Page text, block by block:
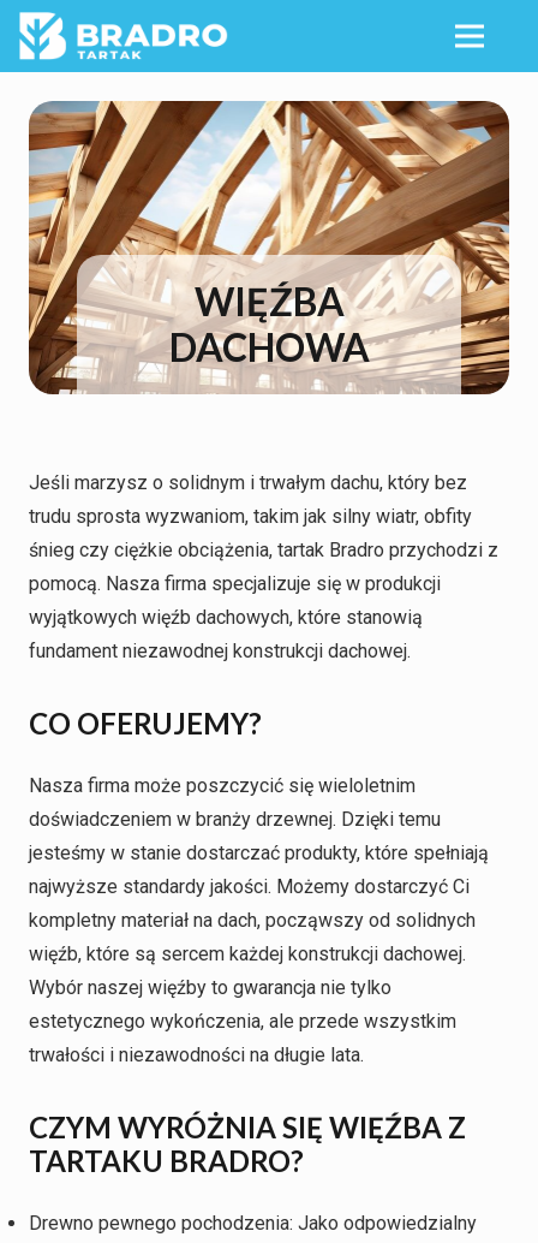
WIĘŹBA
DACHOWA
Jeśli marzysz o solidnym i trwałym dachu, który bez
trudu sprosta wyzwaniom, takim jak silny wiatr, obfity
śnieg czy ciężkie obciążenia, tartak Bradro przychodzi z
pomocą. Nasza firma specjalizuje się w produkcji
wyjątkowych więźb dachowych, które stanowią
fundament niezawodnej konstrukcji dachowej.
CO OFERUJEMY?
Nasza firma może poszczycić się wieloletnim
doświadczeniem w branży drzewnej. Dzięki temu
jesteśmy w stanie dostarczać produkty, które spełniają
najwyższe standardy jakości. Możemy dostarczyć Ci
kompletny materiał na dach, począwszy od solidnych
więźb, które są sercem każdej konstrukcji dachowej.
Wybór naszej więźby to gwarancja nie tylko
estetycznego wykończenia, ale przede wszystkim
trwałości i niezawodności na długie lata.
CZYM WYRÓŻNIA SIĘ WIĘŹBA Z
TARTAKU BRADRO?
Drewno pewnego pochodzenia: Jako odpowiedzialny